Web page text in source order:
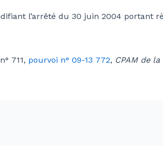
l’arrêté du 30 juin 2004 portant
711, pourvoi n° 09-13 772, CPAM de